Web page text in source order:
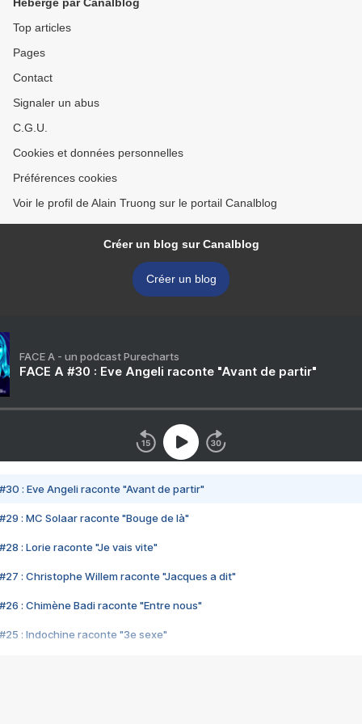
Top articles
Pages
Contact
Signaler un abus
C.G.U.
Cookies et données personnelles
Préférences cookies
Voir le profil de Alain Truong sur le portail Canalblog
Créer un blog sur Canalblog
Créer un blog
FACE A - un podcast Purecharts
FACE A #30 : Eve Angeli raconte "Avant de partir"
#30 : Eve Angeli raconte "Avant de partir"
#29 : MC Solaar raconte "Bouge de là"
#28 : Lorie raconte "Je vais vite"
#27 : Christophe Willem raconte "Jacques a dit"
#26 : Chimène Badi raconte "Entre nous"
#25 : Indochine raconte "3e sexe"